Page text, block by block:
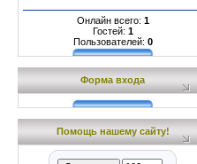
Онлайн всего: 1
Гостей: 1
Пользователей: 0
Форма входа
Помощь нашему сайту!